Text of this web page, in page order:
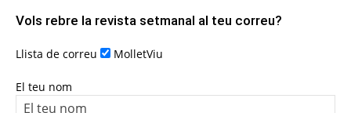
Vols rebre la revista setmanal al teu correu?
Llista de correu MolletViu
El teu nom